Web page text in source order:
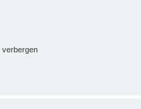
verbergen